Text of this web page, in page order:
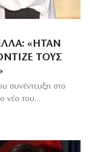
«ΉΤΑΝ
ΤΟΥΣ
συνέντευξη στο
νέο του…